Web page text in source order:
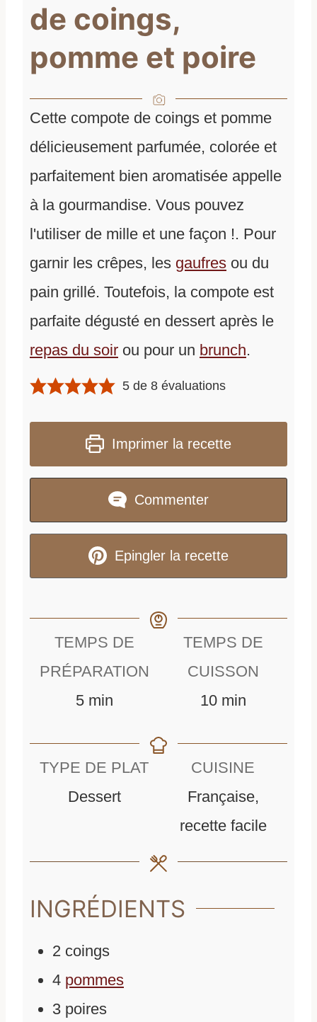
de coings,
pomme et poire
Cette compote de coings et pomme
délicieusement parfumée, colorée et
parfaitement bien aromatisée appelle
à la gourmandise. Vous pouvez
l'utiliser de mille et une façon !. Pour
garnir les crêpes, les gaufres ou du
pain grillé. Toutefois, la compote est
parfaite dégusté en dessert après le
repas du soir ou pour un brunch.
5 de8 évaluations
Imprimer la recette
Commenter
Epingler la recette
TEMPS DE
PRÉPARATION
5m
n
min
TEMPS DE
CUISSON
10m
n
t
min
TYPE DE PLAT
Dessert
CUISINE
Française,
recette facile
INGRÉDIENTS
2 coings
4 pommes
3 poires